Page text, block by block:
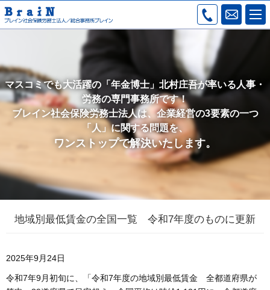
マスコミでも大活躍の「年金博士」北村庄吾が率いる人事・
労務の専門事務所です！
ブレイン社会保険労務士法人は、企業経営の3要素の一つ
「人」に関する問題を、
ワンストップで解決いたします。
地域別最低賃金の全国一覧 令和7年度のものに更新
2025年9月24日
令和7年9月初旬に、「令和7年度の地域別最低賃金 全都道府県が